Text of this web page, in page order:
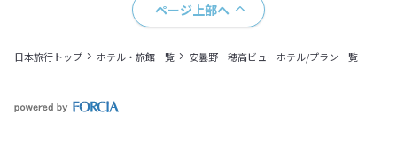
ページ上部へ
日本旅行トップ ホテル・旅館一覧 安曇野 穂高ビューホテル/プラン一覧